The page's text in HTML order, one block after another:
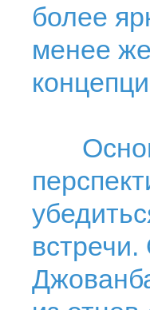
более
менее